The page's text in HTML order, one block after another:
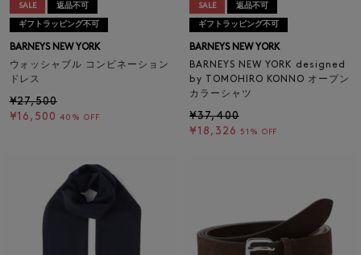
SALE 返品不可
ギフトラッピング不可
BARNEYS NEW YORK
ウォッシャブル コンビネーション
ドレス
¥27,500
¥16,500 40% OFF
SALE 返品不可
ギフトラッピング不可
BARNEYS NEW YORK
BARNEYS NEW YORK designed
by TOMOHIRO KONNO オープン
カラーシャツ
¥37,400
¥18,326
51% OFF